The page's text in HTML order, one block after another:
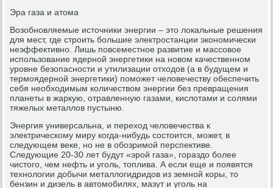
Эра газа и атома
Возобновляемые источники энергии – это локальные решения
для мест, где строить большие электростанции экономически
неэффективно. Лишь повсеместное развитие и массовое
использование ядерной энергетики на новом качественном
уровне безопасности и утилизации отходов (а в будущем и
термоядерной энергетики) поможет человечеству обеспечить
себя необходимым количеством энергии без превращения
планеты в жаркую, отравленную газами, кислотами и солями
тяжелых металлов пустыню.
Энергия универсальна, и переход человечества к
электрическому миру когда-нибудь состоится, может, в
следующем веке, но не в обозримой перспективе.
Следующие 20-30 лет будут «эрой газа», гораздо более
чистого, чем нефть и уголь, топлива. А если еще и появятся
технологии добычи металлогидридов из земной коры, то
бензин и дизель в автомобилях, мазут и уголь на